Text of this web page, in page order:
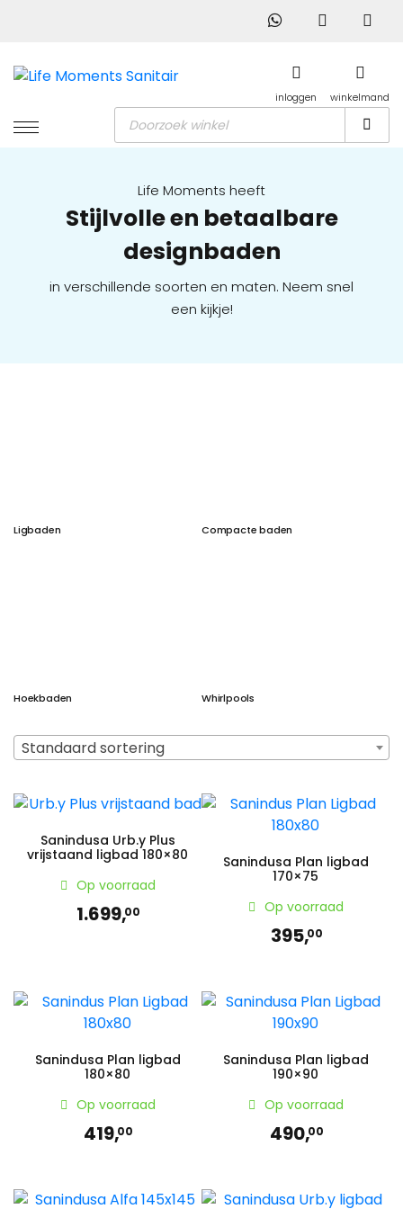
Producten
zoeken
inloggen winkelmand
Life Moments heeft
Stijlvolle en betaalbare
designbaden
in verschillende soorten en maten. Neem snel
een kijkje!
Ligbaden Compacte baden
Hoekbaden Whirlpools
Standaard sortering
Sanindusa Urb.y Plus
vrijstaand ligbad 180×80
Op voorraad
1.699,00
Sanindusa Plan ligbad
170×75
Op voorraad
395,00
Sanindusa Plan ligbad
180×80
Op voorraad
419,00
Sanindusa Plan ligbad
190×90
Op voorraad
490,00